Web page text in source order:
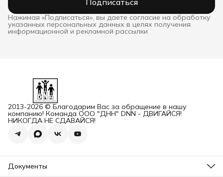
Подписаться
Нажимая «Подписаться», вы даете согласие на обработку
указанных персональных данных в целях получения
информационной и рекламной рассылки
2013-2026 © Благодарим Вас за обращение в нашу
компанию! Команда ООО "ДНН" DNN - ДВИГАЙСЯ!
НИКОГДА НЕ СДАВАЙСЯ!
Документы